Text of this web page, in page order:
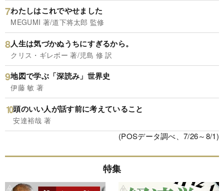
わたしはこれでやせました
MEGUMI 著/道下将太郎 監修
人生は気づかぬうちにすぎるから。
クリス・ギレボー 著/児島 修 訳
地図で学ぶ「深読み」世界史
伊藤 敏 著
頭のいい人が話す前に考えていること
安達裕哉 著
(POSデータ調べ、7/26～8/1)
特集